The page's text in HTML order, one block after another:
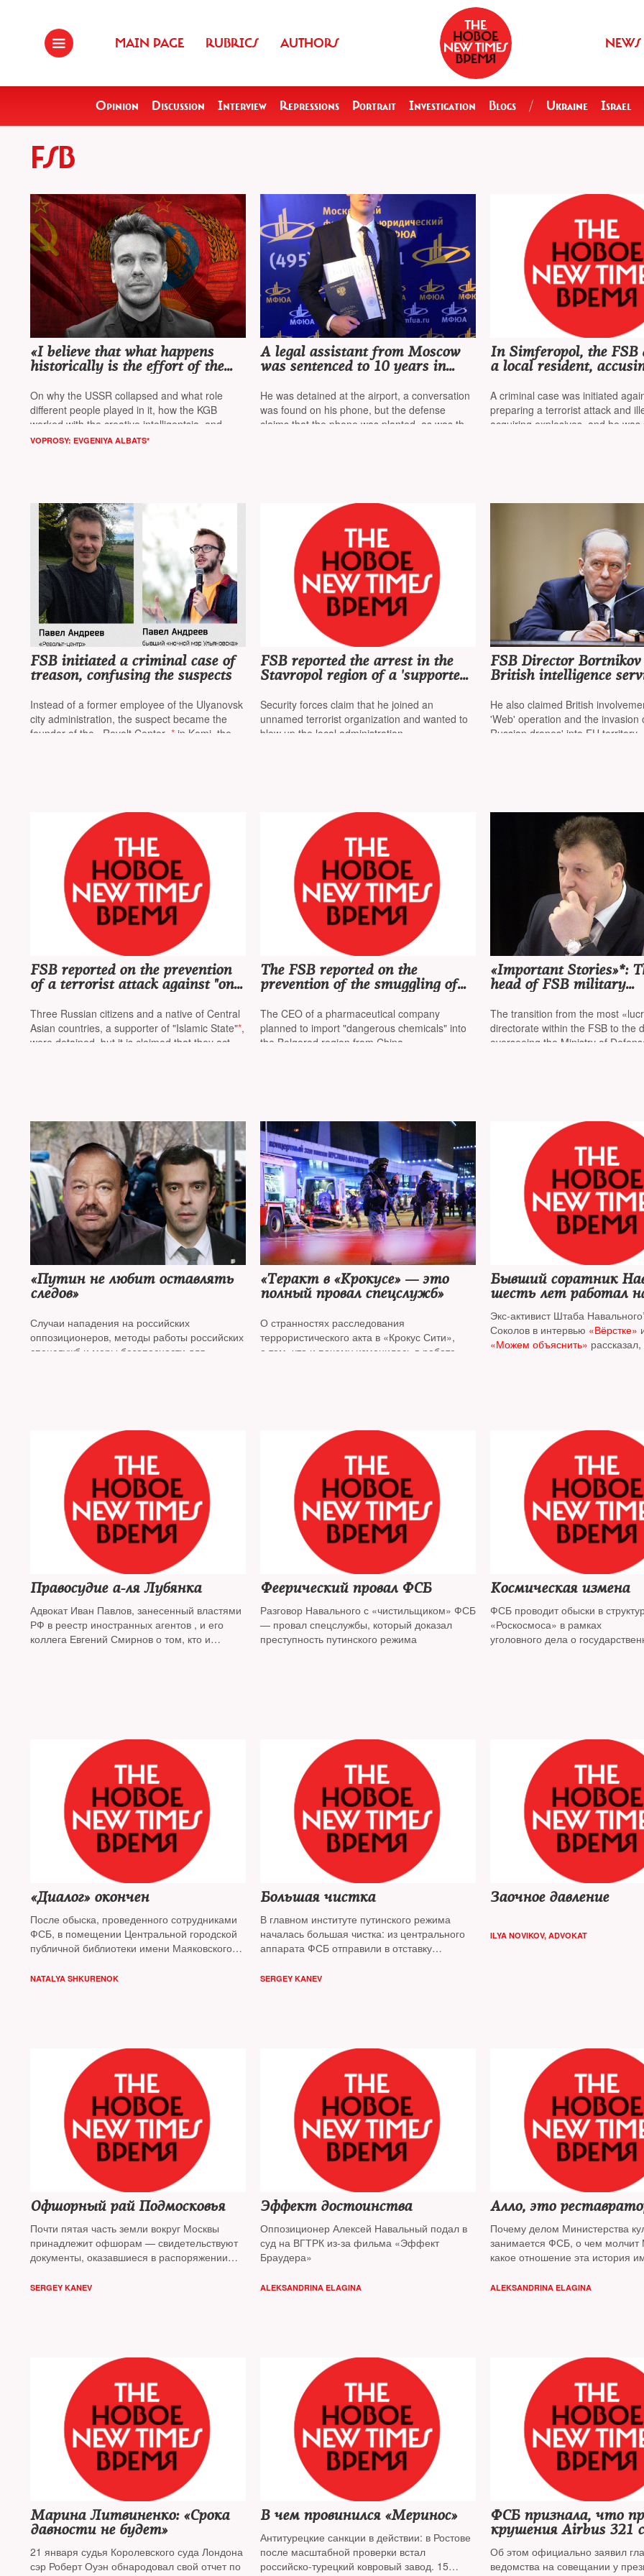
MAIN PAGE RUBRICS AUTHORS NEWS
Opinion Discussion Interview Repressions Portrait Investigation Blogs / Ukraine Israel
FSB
«I believe that what happens
historically is the effort of the
conspirators»
On why the USSR collapsed and what role
different people played in it, how the KGB
worked with the creative intelligentsia, and
whether the Soviet person had a choice,
VOPROSY: EVGENIYA ALBATS*
A legal assistant from Moscow
was sentenced to 10 years in
RDK*
He was detained at the airport, a conversation
was found on his phone, but the defense
claims that the phone was planted, as was the
In Simferopol, the FSB
a local resident,
ranking Ministry of
Affairs officer'
A criminal case was initiated
preparing a terrorist attack and
acquiring explosives, and he was
FSB initiated a criminal case of
treason, confusing the suspects
Instead of a former employee of the Ulyanovsk
city administration, the suspect became the
founder of the «Revolt Center» * in Komi, they
FSB reported the arrest in the
Stavropol region of a 'supporter
terrorist attack
Security forces claim that he joined an
unnamed terrorist organization and wanted to
blow up the local administration
FSB Director Bortnikov
British intelligence
sabotage against
He also claimed British
'Web' operation and the invasion
Russian drones' into EU territory
FSB reported on the prevention
of a terrorist attack against "one
Ministry of Defense" of Russia
Three Russian citizens and a native of Central
Asian countries, a supporter of "Islamic State"*,
were detained, but it is claimed that they acted
The FSB reported on the
prevention of the smuggling of
used in the creation of weapons
of mass destruction"
The CEO of a pharmaceutical company
planned to import "dangerous chemicals" into
the Belgorod region from China
«Important Stories»*:
head of FSB military
Directorate «K» Ivan
The transition from the most
directorate within the FSB to the
overseeing the Ministry of
«Путин не любит оставлять
следов»
Случаи нападения на российских
оппозиционеров, методы работы российских
спецслужб и меры безопасности для
«Теракт в «Крокусе» — это
полный провал спецслужб»
О странностях расследования
террористического акта в «Крокус Сити»,
о том, что и почему изменилось в работе
Евгением Савостьяновым
и журналистом,
основателем и главным редактором портала
«Агентура.ру»
Андреем Солдатовым*
Бывший соратник
шесть лет работал
Экс-активист Штаба
Соколов в интервью «Вёрстке»
«Можем объяснить» рассказал,
Правосудие а-ля Лубянка
Адвокат Иван Павлов, занесенный властями
РФ в реестр иностранных агентов , и его
коллега Евгений Смирнов о том, кто и
Феерический провал ФСБ
Разговор Навального с «чистильщиком» ФСБ
— провал спецслужбы, который доказал
преступность путинского режима
Космическая измена
ФСБ проводит обыски в
«Роскосмоса» в рамках
уголовного дела о
«Диалог» окончен
После обыска, проведенного сотрудниками
ФСБ, в помещении Центральной городской
публичной библиотеки имени Маяковского
культурный проект, созданный в Санкт-
NATALYA SHKURENOK
Большая чистка
В главном институте путинского режима
началась большая чистка: из центрального
аппарата ФСБ отправили в отставку
считались неприкасаемыми, а на некоторых
— берет под контроль «сечинский спецназ».
The New Times изучал внутривидовую
борьбу чекистских кланов
SERGEY KANEV
Заочное давление
ILYA NOVIKOV, ADVOKAT
Офшорный рай Подмосковья
Почти пятая часть земли вокруг Москвы
принадлежит офшорам — свидетельствуют
документы, оказавшиеся в распоряжении
только в Подмосковье владеют 6743
стрельбищами, на которых когда-то
отрабатывали свои боевые навыки бойцы
спецназа ФСБ, МВД и ГРУ. Кто стоит за
офшорами — узнавал The New Times
SERGEY KANEV
Эффект достоинства
Оппозиционер Алексей Навальный подал в
суд на ВГТРК из-за фильма «Эффект
Браудера»
ALEKSANDRINA ELAGINA
Алло, это
Почему делом Министерства
занимается ФСБ, о чем молчит
какое отношение эта история
Times
ALEKSANDRINA ELAGINA
Марина Литвиненко: «Срока
давности не будет»
21 января судья Королевского суда Лондона
сэр Роберт Оуэн обнародовал свой отчет по
В чем провинился «Меринос»
Антитурецкие санкции в действии: в Ростове
после масштабной проверки встал
российско-турецкий ковровый завод. 15
ФСБ признала, что
крушения Airbus 321
теракт
Об этом официально заявил
ведомства на совещании у